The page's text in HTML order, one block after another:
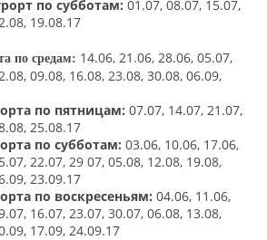
по субботам: 01.07, 08.07, 15.07,
19.08.17
по средам: 14.06, 21.06, 28.06, 05.07,
09.08, 16.08, 23.08, 30.08, 06.09,
по пятницам: 07.07, 14.07, 21.07,
, 25.08.17
по субботам: 03.06, 10.06, 17.06,
22.07, 29 07, 05.08, 12.08, 19.08,
23.09.17
по воскресеньям: 04.06, 11.06,
16.07, 23.07, 30.07, 06.08, 13.08,
17.09, 24.09.17